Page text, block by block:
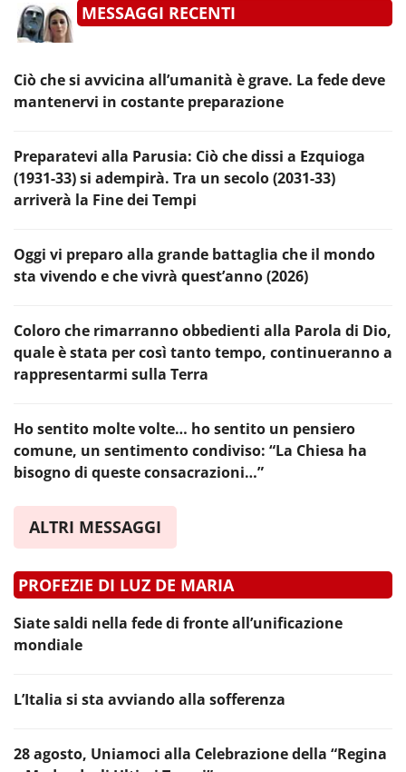
MESSAGGI RECENTI
Ciò che si avvicina all’umanità è grave. La fede deve
mantenervi in costante preparazione
Preparatevi alla Parusia: Ciò che dissi a Ezquioga
(1931-33) si adempirà. Tra un secolo (2031-33)
arriverà la Fine dei Tempi
Oggi vi preparo alla grande battaglia che il mondo
sta vivendo e che vivrà quest’anno (2026)
Coloro che rimarranno obbedienti alla Parola di Dio,
quale è stata per così tanto tempo, continueranno a
rappresentarmi sulla Terra
Ho sentito molte volte… ho sentito un pensiero
comune, un sentimento condiviso: “La Chiesa ha
bisogno di queste consacrazioni…”
ALTRI MESSAGGI
PROFEZIE DI LUZ DE MARIA
Siate saldi nella fede di fronte all’unificazione
mondiale
L’Italia si sta avviando alla sofferenza
28 agosto, Uniamoci alla Celebrazione della “Regina